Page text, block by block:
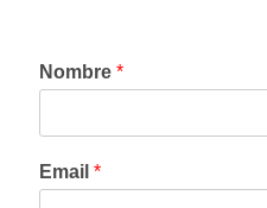
Nombre*
Email*